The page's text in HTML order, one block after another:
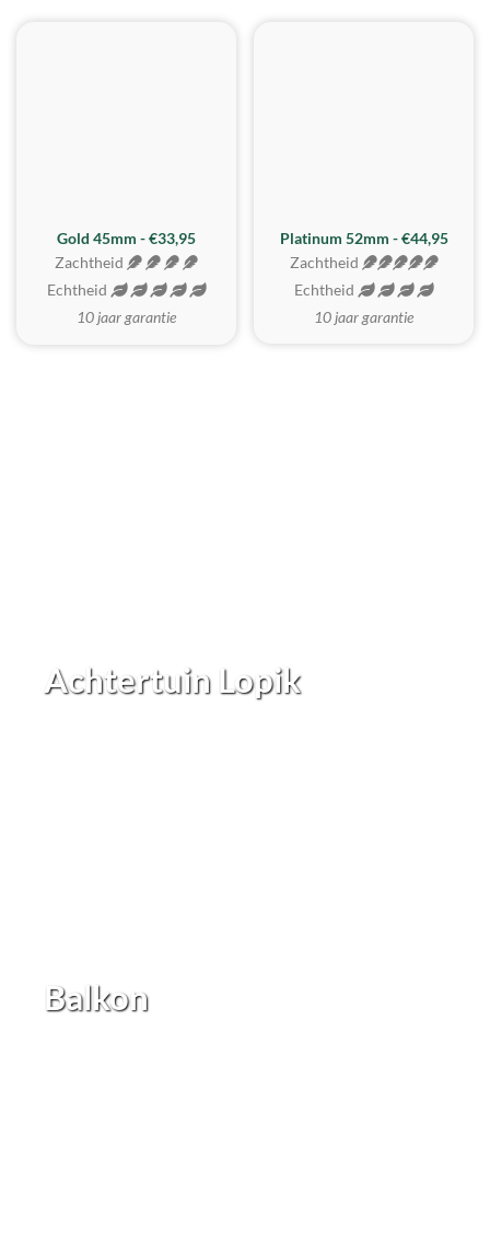
REALISTISCH
Gold 45mm - €33,95
Zachtheid
Echtheid
10 jaar garantie
ZACHTSTE
Platinum 52mm - €44,95
Zachtheid
Echtheid
10 jaar garantie
Achtertuin Lopik
Balkon